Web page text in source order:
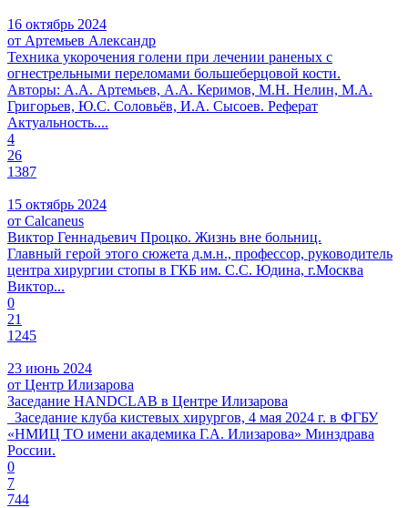
16 октябрь 2024
от Артемьев Александр
Техника укорочения голени при лечении раненых с
огнестрельными переломами большеберцовой кости.
Авторы: А.А. Артемьев, А.А. Керимов, М.Н. Нелин, М.А.
Григорьев, Ю.С. Соловьёв, И.А. Сысоев. Реферат
Актуальность....
4
26
1387
15 октябрь 2024
от Calcaneus
Виктор Геннадьевич Процко. Жизнь вне больниц.
Главный герой этого сюжета д.м.н., профессор, руководитель
центра хирургии стопы в ГКБ им. С.С. Юдина, г.Москва
Виктор...
0
21
1245
23 июнь 2024
от Центр Илизарова
Заседание HANDCLAB в Центре Илизарова
Заседание клуба кистевых хирургов, 4 мая 2024 г. в ФГБУ
«НМИЦ ТО имени академика Г.А. Илизарова» Минздрава
России.
0
7
744